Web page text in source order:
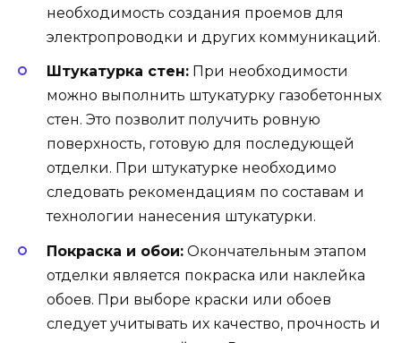
необходимость создания проемов для
электропроводки и других коммуникаций.
Штукатурка стен: При необходимости
можно выполнить штукатурку газобетонных
стен. Это позволит получить ровную
поверхность, готовую для последующей
отделки. При штукатурке необходимо
следовать рекомендациям по составам и
технологии нанесения штукатурки.
Покраска и обои: Окончательным этапом
отделки является покраска или наклейка
обоев. При выборе краски или обоев
следует учитывать их качество, прочность и